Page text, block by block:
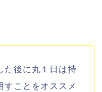
た後に丸１日は持
すことをオススメ